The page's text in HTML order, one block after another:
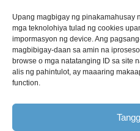
Upang magbigay ng pinakamahusay
mga teknolohiya tulad ng cookies
impormasyon ng device. Ang
magbibigay-daan sa amin na
browse o mga natatanging ID sa site
alis ng pahintulot, ay maaaring
function.
325 W Gowe Street,
Copyright 2025